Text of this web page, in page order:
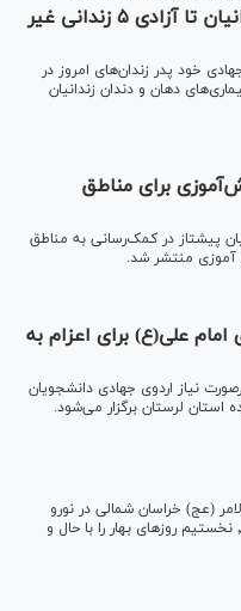
خدمات دندانپزشکی رایگان به زندانیان تا آزادی ۵ زندانی غیر
خود پدر زندان‌های امروز در
دهان و دندان زندانیان
برای مناطق
پیشتاز در کمک‌رسانی به مناطق
آموزی منتشر شد.
علی(ع) برای اعزام به
نیاز اردوی جهادی دانشجویان
استان لرستان برگزار می‌شود.
(عج) خراسان شمالی در نورو
ز۹۸ با حضور در مناطق محروم خراسان شمالی٬ نخستیم روز‌های بهار را با حال و